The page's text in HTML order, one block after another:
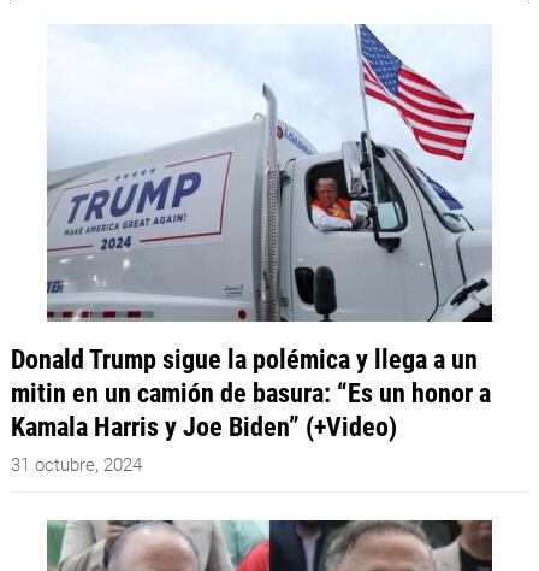
Donald Trump sigue la polémica y llega a un
mitin en un camión de basura: “Es un honor a
Kamala Harris y Joe Biden” (+Video)
31 octubre, 2024